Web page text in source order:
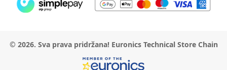
© 2026. Sva prava pridržana! Euronics Technical Store Chain